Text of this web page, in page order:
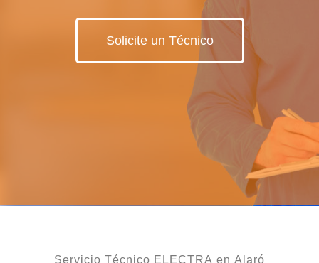
Solicite un Técnico
Servicio Técnico ELECTRA en Alaró